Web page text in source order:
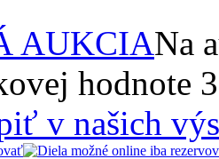
AUKCIANa
hodnote
v našich